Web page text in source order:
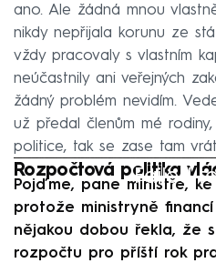
ano. Ale žádná mnou
nikdy nepřijala korunu ze
vždy pracovaly s vlastním
neúčastnily ani veřejných
žádný problém nevidím.
už předal členům mé
politice, tak se zase tam
Failed
Rozpočtová politika
Pojďme, pane ministře,
protože ministryně
nějakou dobou řekla, že
rozpočtu pro příští rok